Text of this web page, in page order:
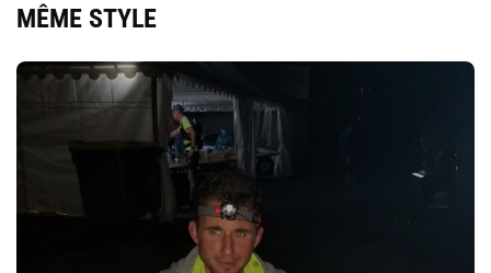
MÊME STYLE